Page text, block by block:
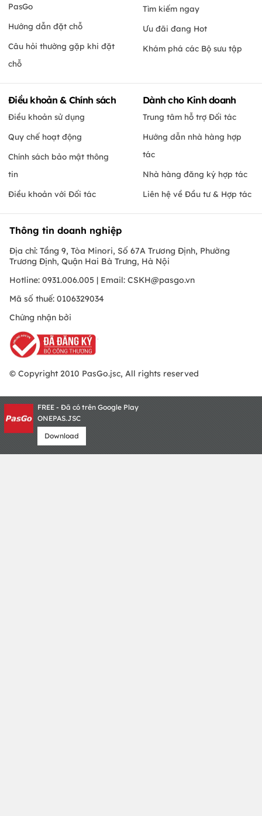
PasGo
Hướng dẫn đặt chỗ
Câu hỏi thường gặp khi đặt
chỗ
Tìm kiếm ngay
Ưu đãi đang Hot
Khám phá các Bộ sưu tập
Điều khoản & Chính sách
Điều khoản sử dụng
Quy chế hoạt động
Chính sách bảo mật thông
tin
Điều khoản với Đối tác
Dành cho Kinh doanh
Trung tâm hỗ trợ Đối tác
Hướng dẫn nhà hàng hợp
tác
Nhà hàng đăng ký hợp tác
Liên hệ về Đầu tư & Hợp tác
Thông tin doanh nghiệp
Địa chỉ: Tầng 9, Tòa Minori, Số 67A Trương Định, Phường
Trương Định, Quận Hai Bà Trưng, Hà Nội
Hotline: 0931.006.005 | Email: CSKH@pasgo.vn
Mã số thuế: 0106329034
Chứng nhận bởi
© Copyright 2010 PasGo.jsc, All rights reserved
FREE - Đã có trên Google Play
ONEPAS.JSC
Download